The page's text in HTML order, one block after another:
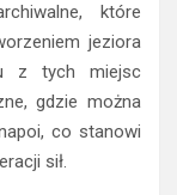
które
jeziora
z tych miejsc
gdzie można
co stanowi
sił.